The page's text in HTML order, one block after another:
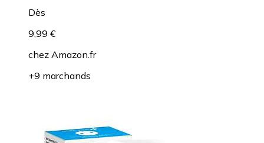
Dès
9,99 €
chez Amazon.fr
+9 marchands